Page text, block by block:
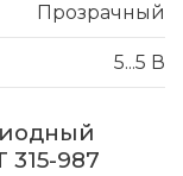
Прозрачный
5...5 В
315-987